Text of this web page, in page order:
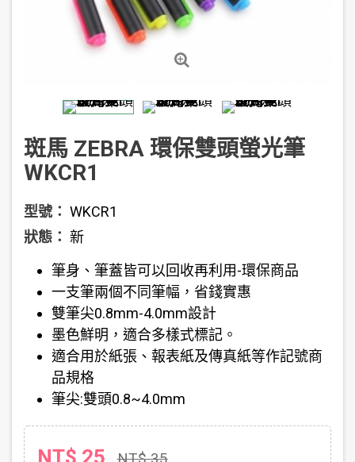
斑馬 ZEBRA 環保雙頭螢光筆
WKCR1
型號： WKCR1
狀態： 新
筆身、筆蓋皆可以回收再利用-環保商品
一支筆兩個不同筆幅，省錢實惠
雙筆尖0.8mm-4.0mm設計
墨色鮮明，適合多樣式標記。
適合用於紙張、報表紙及傳真紙等作記號商
品規格
筆尖:雙頭0.8~4.0mm
NT$ 25